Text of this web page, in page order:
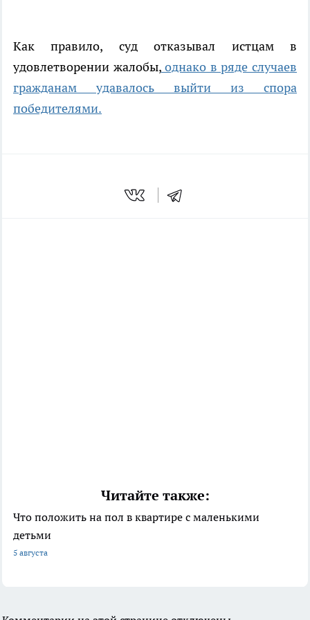
Как правило, суд отказывал истцам в
удовлетворении жалобы,однако в ряде случаев
гражданам удавалось выйти из спора
победителями.
Читайте также:
Что положить на пол в квартире с маленькими
детьми
5 августа